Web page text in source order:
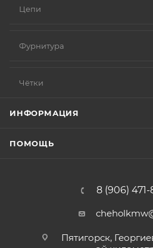
Цепи
Фурнитура
Чётки
ИНФОРМАЦИЯ
ПОМОЩЬ
8 (906) 471-
Пятигорск,